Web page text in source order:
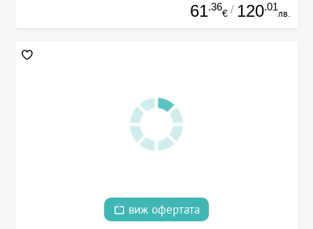
61.36
€ / 120.01
лв.
виж офертата